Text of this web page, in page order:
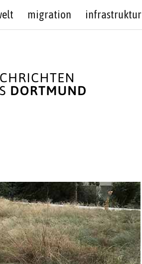
migration infrastruktur